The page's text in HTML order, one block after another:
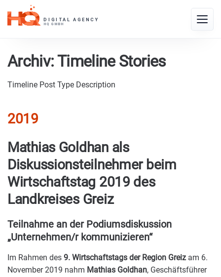
Toggle
Archiv:Timeline Stories
Timeline Post Type Description
2019
Mathias Goldhan als
Diskussionsteilnehmer beim
Wirtschaftstag 2019 des
Landkreises Greiz
Teilnahme an der Podiumsdiskussion
„Unternehmen/r kommunizieren“
Im Rahmen des 9. Wirtschaftstags der Region Greiz am 6.
November 2019 nahm Mathias Goldhan, Geschäftsführer